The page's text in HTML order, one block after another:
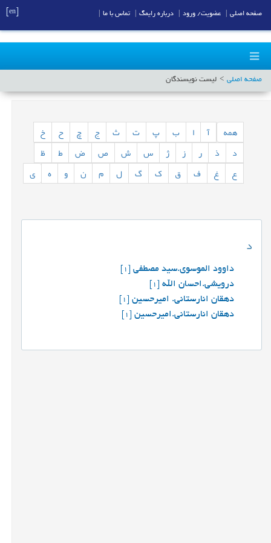
صفحه اصلی لیست نویسندگان
همه ب پ ت ث ج چ ح
خ
د
ذ ر ز ژ س ش ص ض ط
ظ
ع
غ ف ق ک گ ل م ن و ه ی
د
داوود الموسوی.سید مصطفی[1]
درویشی.احسان الله[1]
دهقان انارستانی. امیرحسین[1]
دهقان انارستانی.امیرحسین[1]
صفحه اصلی عضویت/ ورود درباره رایمگ تماس با ما